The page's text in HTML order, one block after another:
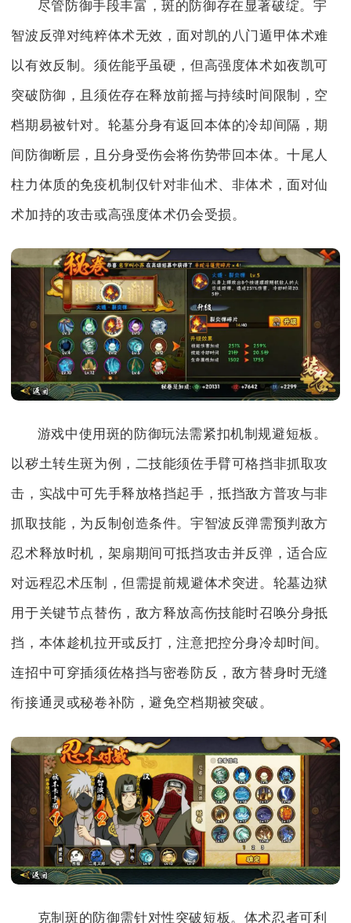
尽管防御手段丰富，斑的防御存在显著破绽。宇
智波反弹对纯粹体术无效，面对凯的八门遁甲体术难
以有效反制。须佐能乎虽硬，但高强度体术如夜凯可
突破防御，且须佐存在释放前摇与持续时间限制，空
档期易被针对。轮墓分身有返回本体的冷却间隔，期
间防御断层，且分身受伤会将伤势带回本体。十尾人
柱力体质的免疫机制仅针对非仙术、非体术，面对仙
术加持的攻击或高强度体术仍会受损。
游戏中使用斑的防御玩法需紧扣机制规避短板。
以秽土转生斑为例，二技能须佐手臂可格挡非抓取攻
击，实战中可先手释放格挡起手，抵挡敌方普攻与非
抓取技能，为反制创造条件。宇智波反弹需预判敌方
忍术释放时机，架扇期间可抵挡攻击并反弹，适合应
对远程忍术压制，但需提前规避体术突进。轮墓边狱
用于关键节点替伤，敌方释放高伤技能时召唤分身抵
挡，本体趁机拉开或反打，注意把控分身冷却时间。
连招中可穿插须佐格挡与密卷防反，敌方替身时无缝
衔接通灵或秘卷补防，避免空档期被突破。
克制斑的防御需针对性突破短板。体术忍者可利